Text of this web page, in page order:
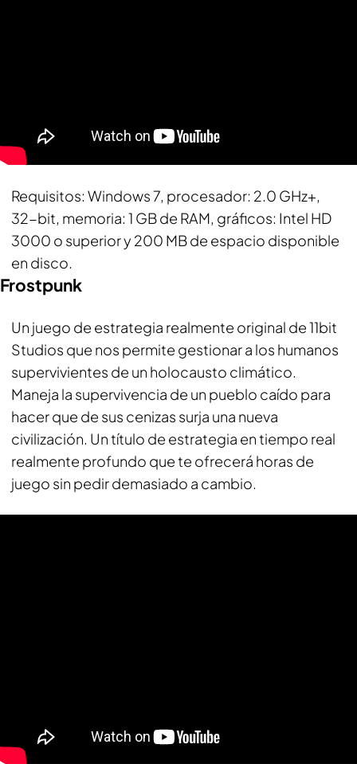
Requisitos: Windows 7, procesador: 2.0 GHz+,
32-bit, memoria: 1 GB de RAM, gráficos: Intel HD
3000 o superior y 200 MB de espacio disponible
en disco.
Frostpunk
Un juego de estrategia realmente original de 11bit
Studios que nos permite gestionar a los humanos
supervivientes de un holocausto climático.
Maneja la supervivencia de un pueblo caído para
hacer que de sus cenizas surja una nueva
civilización. Un título de estrategia en tiempo real
realmente profundo que te ofrecerá horas de
juego sin pedir demasiado a cambio.